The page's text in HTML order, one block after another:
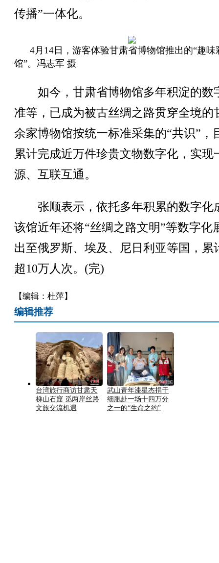
传播”一体化。
4月14日，游客体验甘肃省博物馆推出的“趣味
馆”。冯志军 摄
如今，甘肃省博物馆多年积淀的数
准等，已成为被古丝绸之路贯穿全境的
余家博物馆按统一标准采集的“共识”，
累计完成近万件珍贵文物数字化，实现
源、互联互通。
张顺表示，依托多年积累的数字化
该馆近年还将“丝绸之路文明”等数字化
出至俄罗斯、埃及、尼日利亚等国，累
超10万人次。(完)
【编辑：杜萍】
编辑推荐
台湾旅行商访甘肃天
梯山石窟 觅两岸丝路
文旅交流机遇
武山青年漆星杰捐干
细胞赴一场十四万分
之一的“生命之约”